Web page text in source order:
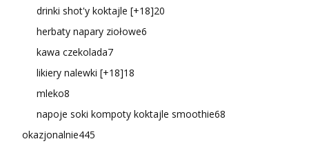
drinki shot'y koktajle [+18]20
herbaty napary ziołowe6
kawa czekolada7
likiery nalewki [+18]18
mleko8
napoje soki kompoty koktajle smoothie68
okazjonalnie445